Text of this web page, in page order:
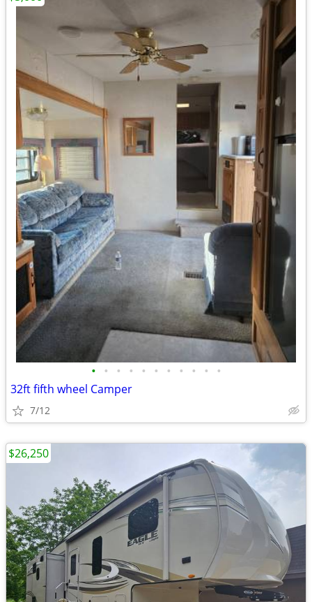
• • • • • • • • • • •
32ft fifth wheel Camper
7/12
$26,250